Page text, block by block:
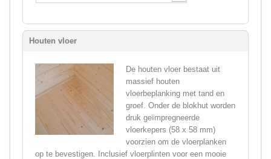
Houten vloer
De houten vloer bestaat uit
massief houten
vloerbeplanking met tand en
groef. Onder de blokhut worden
druk geïmpregneerde
vloerkepers (58 x 58 mm)
voorzien om de vloerplanken
op te bevestigen. Inclusief vloerplinten voor een mooie